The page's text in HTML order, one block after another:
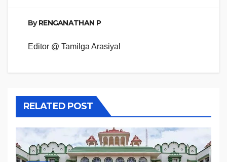
ByRENGANATHAN P
Editor @ Tamilga Arasiyal
RELATED POST